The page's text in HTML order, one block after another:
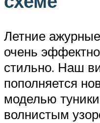
Летние
очень
стильно. Наш
пополняется
моделью
волнистым